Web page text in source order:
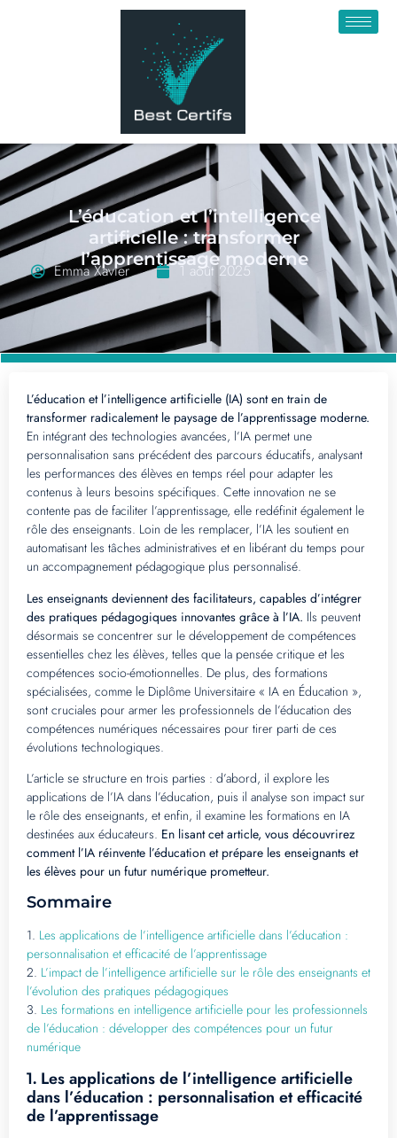
L’éducation et l’intelligence
artificielle : transformer
l’apprentissage moderne
Emma Xavier 1 août 2025
L’éducation et l’intelligence artificielle (IA) sont en train de
transformer radicalement le paysage de l’apprentissage moderne.
En intégrant des technologies avancées, l’IA permet une
personnalisation sans précédent des parcours éducatifs, analysant
les performances des élèves en temps réel pour adapter les
contenus à leurs besoins spécifiques. Cette innovation ne se
contente pas de faciliter l’apprentissage, elle redéfinit également le
rôle des enseignants. Loin de les remplacer, l’IA les soutient en
automatisant les tâches administratives et en libérant du temps pour
un accompagnement pédagogique plus personnalisé.
Les enseignants deviennent des facilitateurs, capables d’intégrer
des pratiques pédagogiques innovantes grâce à l’IA. Ils peuvent
désormais se concentrer sur le développement de compétences
essentielles chez les élèves, telles que la pensée critique et les
compétences socio-émotionnelles. De plus, des formations
spécialisées, comme le Diplôme Universitaire « IA en Éducation »,
sont cruciales pour armer les professionnels de l’éducation des
compétences numériques nécessaires pour tirer parti de ces
évolutions technologiques.
L’article se structure en trois parties : d’abord, il explore les
applications de l’IA dans l’éducation, puis il analyse son impact sur
le rôle des enseignants, et enfin, il examine les formations en IA
destinées aux éducateurs. En lisant cet article, vous découvrirez
comment l’IA réinvente l’éducation et prépare les enseignants et
les élèves pour un futur numérique prometteur.
Sommaire
1. Les applications de l’intelligence artificielle dans l’éducation :
personnalisation et efficacité de l’apprentissage
2. L’impact de l’intelligence artificielle sur le rôle des enseignants et
l’évolution des pratiques pédagogiques
3. Les formations en intelligence artificielle pour les professionnels
de l’éducation : développer des compétences pour un futur
numérique
1. Les applications de l’intelligence artificielle
dans l’éducation : personnalisation et efficacité
de l’apprentissage